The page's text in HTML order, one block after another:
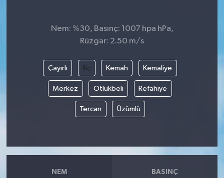
Nem: %30, Basınç: 1007 hpa hPa,
Rüzgar: 2.50 m/s
Çayırlı İliç Kemah Kemaliye
Merkez Otlukbeli Refahiye
Tercan Üzümlü
NEM BASINÇ
HABERDE İNSAN
KÜLTÜR SANAT
SAĞLIK